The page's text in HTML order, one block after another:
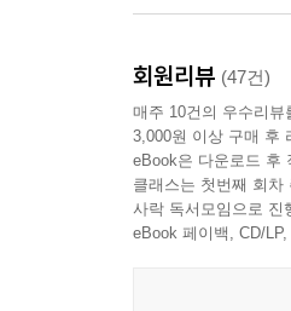
회원리뷰 (47건)
매주 10건의 우수리
3,000원 이상 구매 후
eBook은 다운로드 후
클래스는 첫번째 회
사락 독서모임으로 진
eBook 페이백, CD/